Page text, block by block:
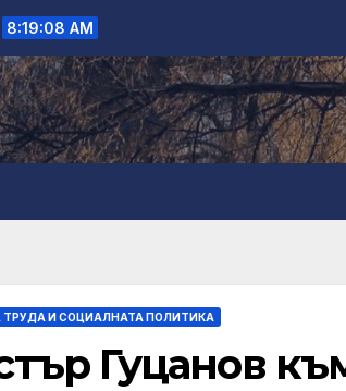
8:19:09 AM
И СОЦИАЛНАТА ПОЛИТИКА
Гуцанов